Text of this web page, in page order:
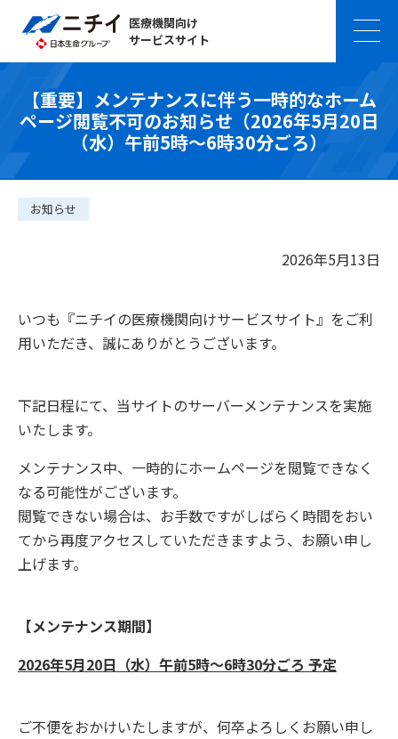
医療機関向け
サービスサイト
【重要】メンテナンスに伴う一時的なホーム
ページ閲覧不可のお知らせ（2026年5月20日
（水）午前5時～6時30分ごろ）
お知らせ
2026年5月13日
いつも『ニチイの医療機関向けサービスサイト』をご利
用いただき、誠にありがとうございます。
下記日程にて、当サイトのサーバーメンテナンスを実施
いたします。
メンテナンス中、一時的にホームページを閲覧できなく
なる可能性がございます。
閲覧できない場合は、お手数ですがしばらく時間をおい
てから再度アクセスしていただきますよう、お願い申し
上げます。
【メンテナンス期間】
2026年5月20日（水）午前5時～6時30分ごろ 予定
ご不便をおかけいたしますが、何卒よろしくお願い申し